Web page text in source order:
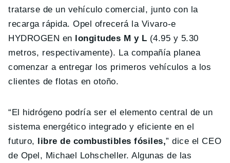
tratarse de un vehículo comercial, junto con la
recarga rápida. Opel ofrecerá la Vivaro-e
HYDROGEN en longitudes M y L (4.95 y 5.30
metros, respectivamente). La compañía planea
comenzar a entregar los primeros vehículos a los
clientes de flotas en otoño.
“El hidrógeno podría ser el elemento central de un
sistema energético integrado y eficiente en el
futuro, libre de combustibles fósiles,” dice el CEO
de Opel, Michael Lohscheller. Algunas de las